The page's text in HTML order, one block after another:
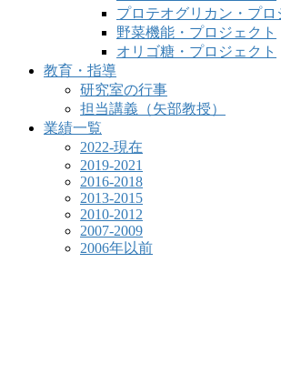
プロテオグリカン・プロ
野菜機能・プロジェクト
オリゴ糖・プロジェクト
教育・指導
研究室の行事
担当講義（矢部教授）
業績一覧
2022-現在
2019-2021
2016-2018
2013-2015
2010-2012
2007-2009
2006年以前